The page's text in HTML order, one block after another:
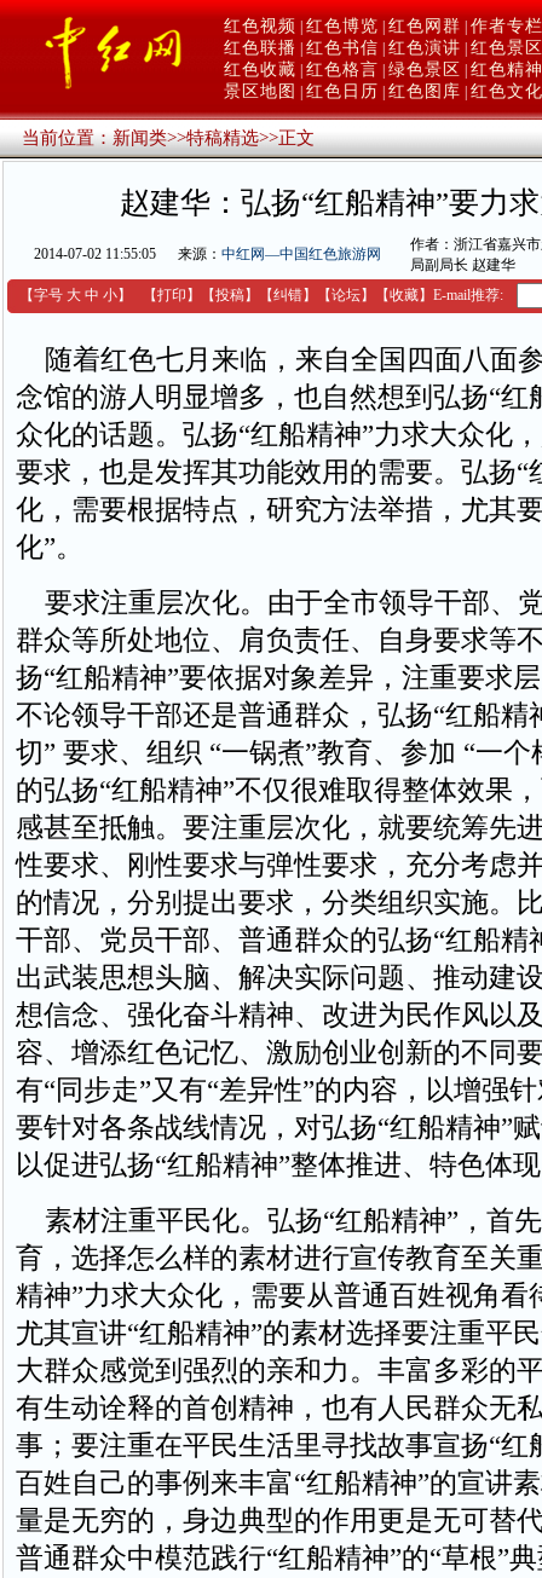
红色视频 红色博览 红色网群 作者专栏
红色联播 红色书信 红色演讲 红色景区
红色收藏 红色格言 绿色景区
红色精神
景区地图
红色日历 红色图库 红色文化
当前位置：新闻类>>特稿精选>>正文
赵建华：弘扬“红船精神”要力
2014-07-02 11:55:05 来源： 中红网—中国红色旅游网
作者：浙江省嘉兴
局副局长 赵建华
【字号 大 中 小】 【打印 】 【投稿】 【纠错】 【论坛】 【收藏】 E-mail推荐:
随着红色七月来临，来自全国四面八面
念馆的游人明显增多，也自然想到弘扬“红
众化的话题。弘扬“红船精神”力求大众化
要求，也是发挥其功能效用的需要。弘扬“
化，需要根据特点，研究方法举措，尤其
化”。
要求注重层次化。由于全市领导干部、
群众等所处地位、肩负责任、自身要求等
扬“红船精神”要依据对象差异，注重要求
不论领导干部还是普通群众，弘扬“红船精
切” 要求、组织 “一锅煮”教育、参加 “一个
的弘扬“红船精神”不仅很难取得整体效果
感甚至抵触。要注重层次化，就要统筹先
性要求、刚性要求与弹性要求，充分考虑
的情况，分别提出要求，分类组织实施。
干部、党员干部、普通群众的弘扬“红船精
出武装思想头脑、解决实际问题、推动建
想信念、强化奋斗精神、改进为民作风以
容、增添红色记忆、激励创业创新的不同
有“同步走”又有“差异性”的内容，以增强
要针对各条战线情况，对弘扬“红船精神”
以促进弘扬“红船精神”整体推进、特色体
素材注重平民化。弘扬“红船精神”，首
育，选择怎么样的素材进行宣传教育至关
精神”力求大众化，需要从普通百姓视角看
尤其宣讲“红船精神”的素材选择要注重平
大群众感觉到强烈的亲和力。丰富多彩的
有生动诠释的首创精神，也有人民群众无
事；要注重在平民生活里寻找故事宣扬“红
百姓自己的事例来丰富“红船精神”的宣讲
量是无穷的，身边典型的作用更是无可替
普通群众中模范践行“红船精神”的“草根”